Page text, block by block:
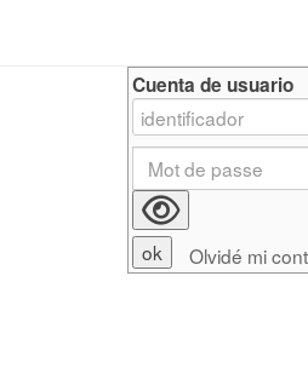
Cuenta de usuario
Olvidé mi